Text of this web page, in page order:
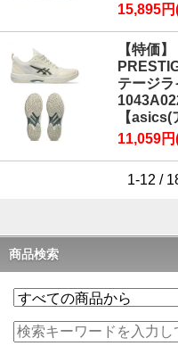
15,895
【特価
テージラ
【asics(
11,059
1-12 /
商品検索